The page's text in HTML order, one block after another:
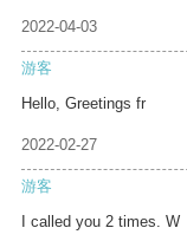
2022-04-03
游客
Hello, Greetings fr
2022-02-27
游客
I called you 2 times. W